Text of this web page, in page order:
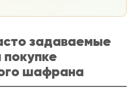
задаваемые
шафрана